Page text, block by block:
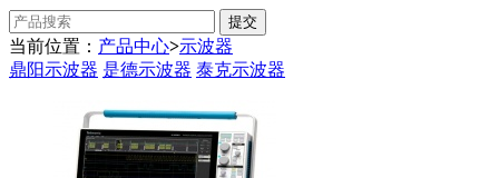
当前位置： 产品中心>示波器
鼎阳示波器 是德示波器 泰克示波器